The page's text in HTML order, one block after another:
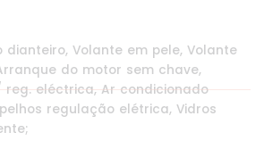
dianteiro, Volante em pele, Volante
do motor sem chave,
reg. eléctrica, Ar condicionado
regulação elétrica, Vidros